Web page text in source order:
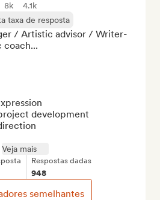
8k
4.1k
taxa de resposta
/ Artistic advisor / Writer-
development
Veja mais
Respostas dadas
948
semelhantes